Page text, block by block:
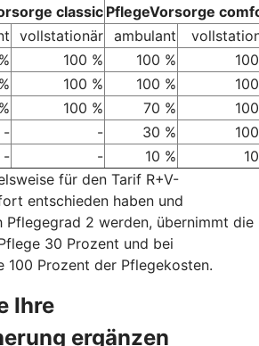
classic PflegeVorsorge
vollstationär ambulant
100 % 100 %
100 % 100 %
100 % 70 %
- - 30 %
- - 10 %
für den Tarif R+V-
entschieden haben und
2 werden, übernimmt die
30 Prozent und bei
100 Prozent der Pflegekosten.
Ihre
ergänzen